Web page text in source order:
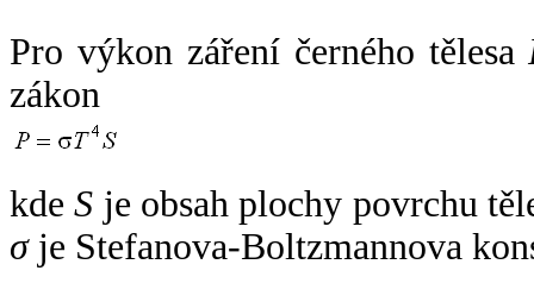
Pro výkon záření černého tělesa
zákon
kdeS je obsah plochy povrchu
σje Stefanova-Boltzmannova